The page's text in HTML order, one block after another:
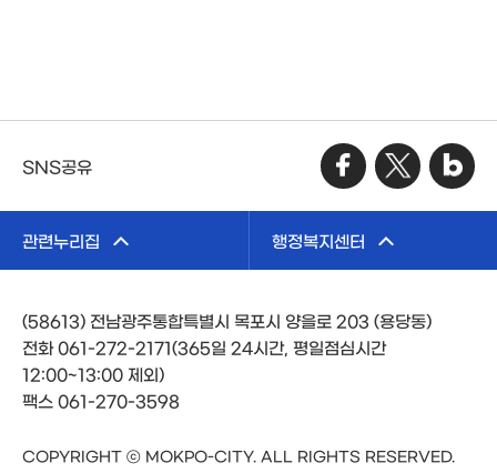
SNS공유
관련누리집 행정복지센터
(58613) 전남광주통합특별시 목포시 양을로 203 (용당동)
전화 061-272-2171(365일 24시간, 평일점심시간
12:00~13:00 제외)
팩스 061-270-3598
COPYRIGHT ⓒ MOKPO-CITY. ALL RIGHTS RESERVED.